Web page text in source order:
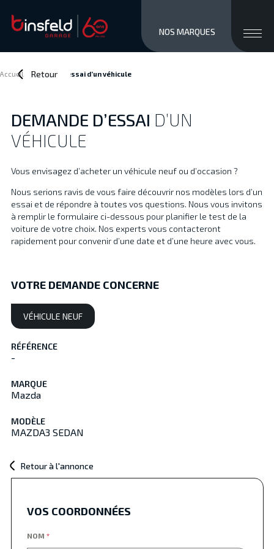
close
MARQUES
STOCK NEUF
SERVICES / VENTE
ATELIER
À PROPOS
ACCÈS ET CONTACTS
Private/Professional lease
Financements
Reprise
Jobs
Actualités
NOS MARQUES
Retour
Accueil Demande d’essai d’un véhicule
DEMANDE D’ESSAI D’UN
VÉHICULE
Vous envisagez d’acheter un véhicule neuf ou d’occasion ?
Nous serions ravis de vous faire découvrir nos modèles lors d’un
essai et de répondre à toutes vos questions. Nous vous invitons
à remplir le formulaire ci-dessous pour planifier le test de la
voiture de votre choix. Nos experts vous contacteront
rapidement pour convenir d’une date et d’une heure avec vous.
VOTRE DEMANDE CONCERNE
VÉHICULE NEUF
RÉFÉRENCE
-
MARQUE
Mazda
MODÈLE
MAZDA3 SEDAN
Retour à l'annonce
VOS COORDONNÉES
NOM *